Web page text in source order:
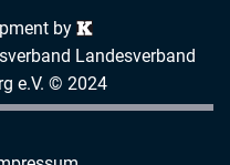
by
Landesverband
e.V. © 2024